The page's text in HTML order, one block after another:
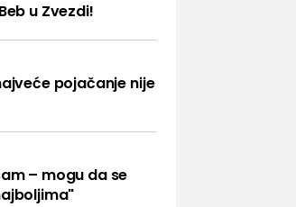
u Zvezdi!
pojačanje nije
– mogu da se